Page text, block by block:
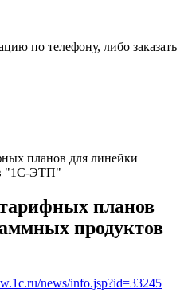
по телефону, либо заказать
планов для линейки
"1С-ЭТП"
планов
продуктов
news/info.jsp?id=33245